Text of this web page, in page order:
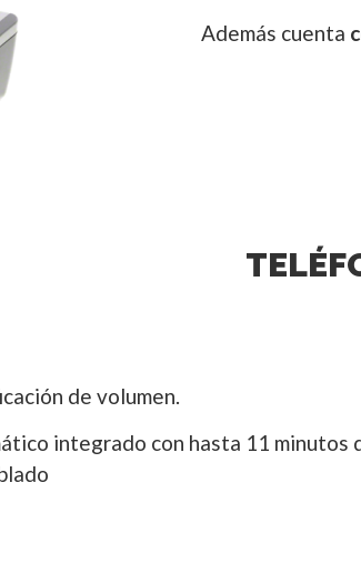
Además cuenta
de volumen.
integrado con hasta 11 minutos